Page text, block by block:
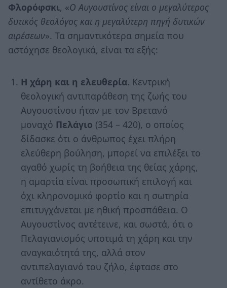
Φλορόφσκι, «Ο Αυγουστίνος είναι ο μεγαλύτερος
δυτικός θεολόγος και η μεγαλύτερη πηγή δυτικών
αιρέσεων». Τα σημαντικότερα σημεία που
αστόχησε θεολογικά, είναι τα εξής:
Η χάρη και η ελευθερία. Κεντρική
θεολογική αντιπαράθεση της ζωής του
Αυγουστίνου ήταν με τον Βρετανό
μοναχό Πελάγιο (354 – 420), ο οποίος
δίδασκε ότι ο άνθρωπος έχει πλήρη
ελεύθερη βούληση, μπορεί να επιλέξει το
αγαθό χωρίς τη βοήθεια της θείας χάρης,
η αμαρτία είναι προσωπική επιλογή και
όχι κληρονομικό φορτίο και η σωτηρία
επιτυγχάνεται με ηθική προσπάθεια. Ο
Αυγουστίνος αντέτεινε, και σωστά, ότι ο
Πελαγιανισμός υποτιμά τη χάρη και την
αναγκαιότητά της, αλλά στον
αντιπελαγιανό του ζήλο, έφτασε στο
αντίθετο άκρο.